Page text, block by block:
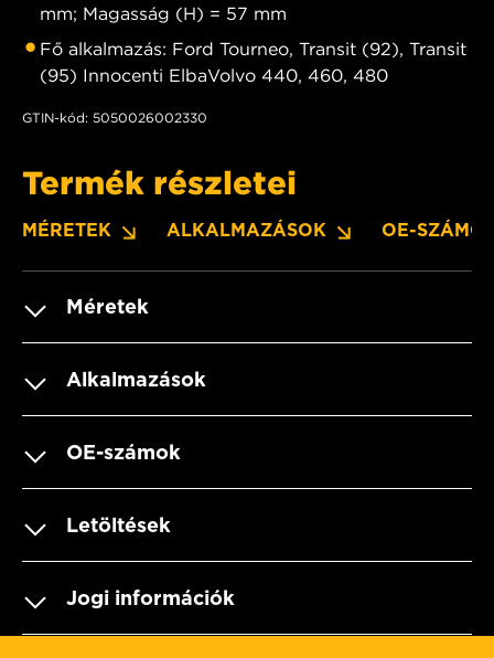
mm; Magasság (H) = 57 mm
Fő alkalmazás: Ford Tourneo, Transit (92), Transit
(95) Innocenti ElbaVolvo 440, 460, 480
GTIN-kód: 5050026002330
Termék részletei
MÉRETEK ALKALMAZÁSOK OE-
Méretek
Alkalmazások
OE-számok
Letöltések
Jogi információk